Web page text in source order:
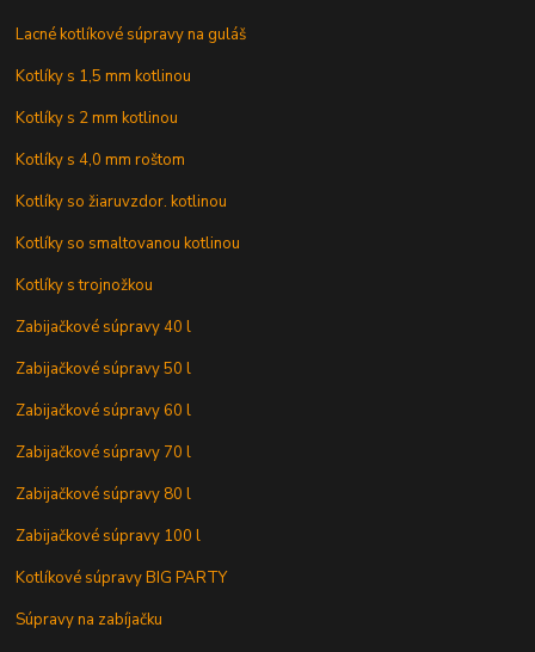
Lacné kotlíkové súpravy na guláš
Kotlíky s 1,5 mm kotlinou
Kotlíky s 2 mm kotlinou
Kotlíky s 4,0 mm roštom
Kotlíky so žiaruvzdor. kotlinou
Kotlíky so smaltovanou kotlinou
Kotlíky s trojnožkou
Zabijačkové súpravy 40 l
Zabijačkové súpravy 50 l
Zabijačkové súpravy 60 l
Zabijačkové súpravy 70 l
Zabijačkové súpravy 80 l
Zabijačkové súpravy 100 l
Kotlíkové súpravy BIG PARTY
Súpravy na zabíjačku